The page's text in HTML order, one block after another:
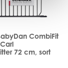
CombiFit
72 cm, sort